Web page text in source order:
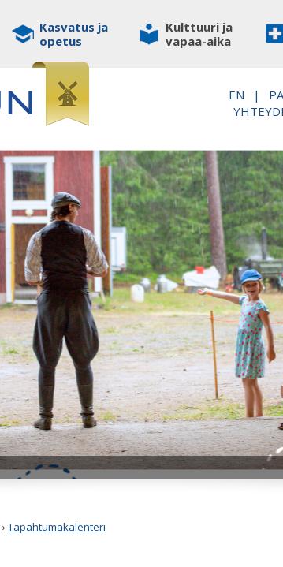
Kasvatus ja
opetus
Kulttuuri ja
vapaa-aika
EN |
› Tapahtumakalenteri